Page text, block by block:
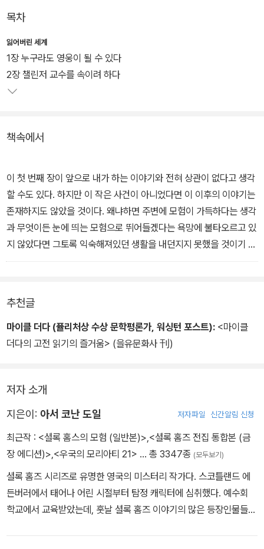
에 처한다. 그 과정에서 괴상한 천재교수 챌린저를 만나게 되는데, 그
는 남미의 아마존 정글 속에 선사 시대의 생물이 살고있다고 주장하
는 인물. 그 말이 사실인지 확인하기 위해 탐사대가 조직되고, 말론은
탐사대에 자원하여 '잃어버린 세계'를 찾기 위한 여행을 떠나게 된다.
인류의 종말이 다가왔다고 생각한다. 사람들이 거리에 쓰러져 뻣뻣하
집에 모여든다.
목차
잃어버린 세계
1장 누구라도 영웅이 될 수 있다
2장 챌린저 교수를 속이려 하다
책속에서
이 첫 번째 장이 앞으로 내가 하는 이야기와 전혀 상관이 없다고 생각
할 수도 있다. 하지만 이 작은 사건이 아니었다면 이 이후의 이야기는
존재하지도 않았을 것이다. 왜냐하면 주변에 모험이 가득하다는 생각
과 무엇이든 눈에 띄는 모험으로 뛰어들겠다는 욕망에 불타오르고 있
지 않았다면 그토록 익숙해져있던 생활을 내던지지 못했을 것이기 때
문이다. 모험과 그 대가가 가득한 미지의 땅을 향해 그렇게 섣불리 뛰
'데일리 가제트'의 사무실에 들어서면서 나는 이미 그날 밤 나의 글래
디스에게 걸맞는 모험을 향해 돌진하기로 결심하고 있었다. 그녀가
자신의 영광을 위해 나의 삶을 걸고 모험을 하라는 것은 이기적이고
각은 들어오지도 않았다. - 본문 17쪽에서
추천글
마이클 더다 (퓰리처상 수상 문학평론가, 워싱턴 포스트): <마이클
더다의 고전 읽기의 즐거움> (을유문화사 刊)
저자 소개
지은이: 아서 코난 도일 저자파일 신간알림 신청
최근작 : <셜록 홈스의 모험 (일반본)> <셜록 홈즈 전집 통합본 (금
장 에디션)> <우국의 모리아티 21> … 총 3347종 (모두보기)
셜록 홈즈 시리즈로 유명한 영국의 미스터리 작가다. 스코틀랜드 에
든버러에서 태어나 어린 시절부터 탐정 캐릭터에 심취했다. 예수회
학교에서 교육받았는데, 훗날 셜록 홈즈 이야기의 많은 등장인물들이